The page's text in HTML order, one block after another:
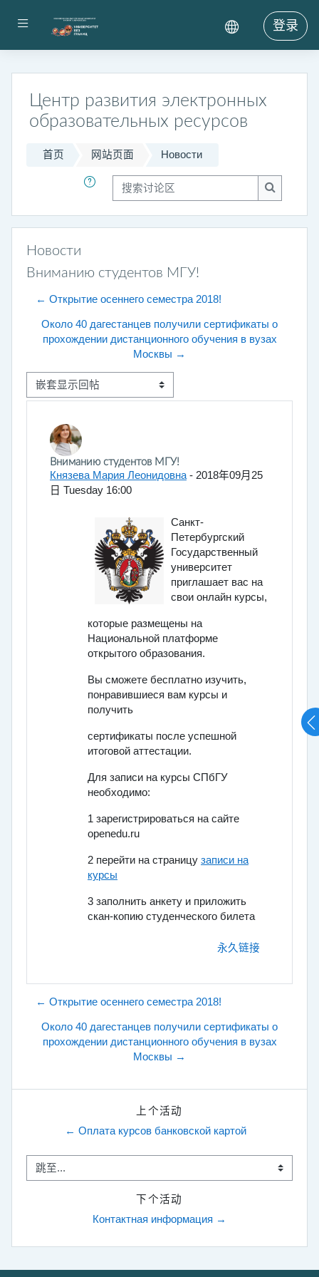
停靠面板 登录
Центр развития электронных
образовательных ресурсов
首页 网站页面 Новости
搜索讨论区
搜索讨论
Новости
Вниманию студентов МГУ!
← Открытие осеннего семестра 2018!
Около 40 дагестанцев получили сертификаты о
прохождении дистанционного обучения в вузах
Москвы →
显示模式
Вниманию студентов МГУ!
Князева Мария Леонидовна - 2018年09月25
日 Tuesday 16:00
回帖数：0
Санкт-
Петербургский
Государственный
университет
приглашает вас на
свои онлайн курсы,
которые размещены на
Национальной платформе
открытого образования.
Вы сможете бесплатно изучить,
понравившиеся вам курсы и
получить
сертификаты после успешной
итоговой аттестации.
Для записи на курсы СПбГУ
необходимо:
1 зарегистрироваться на сайте
openedu.ru
2 перейти на страницу записи на
курсы
3 заполнить анкету и приложить
скан-копию студенческого билета
永久链接
← Открытие осеннего семестра 2018!
Около 40 дагестанцев получили сертификаты о
прохождении дистанционного обучения в вузах
Москвы →
上个活动
← Оплата курсов банковской картой
跳至...
下个活动
Контактная информация →